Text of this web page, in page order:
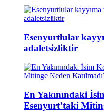
Esenyurtlular
adaletsizliktir
En Yakınındaki
Esenyurt’taki